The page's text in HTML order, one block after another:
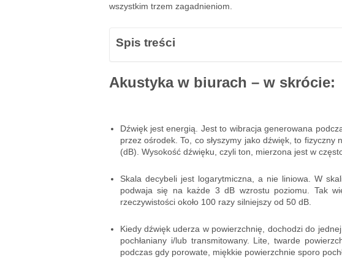
wszystkim trzem zagadnieniom.
Spis treści
Akustyka w biurach – w skrócie:
Dźwięk jest energią. Jest to wibracja generowana
przez ośrodek. To, co słyszymy jako dźwięk, to fizyczny
(dB). Wysokość dźwięku, czyli ton, mierzona jest w
Skala decybeli jest logarytmiczna, a nie liniowa. W
podwaja się na każde 3 dB wzrostu poziomu. Tak
rzeczywistości około 100 razy silniejszy od 50 dB.
Kiedy dźwięk uderza w powierzchnię, dochodzi do
pochłaniany i/lub transmitowany. Lite, twarde
podczas gdy porowate, miękkie powierzchnie sporo